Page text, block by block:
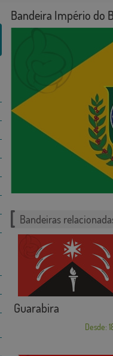
Bandeira Império do
Bandeiras
Guarabira
Desde: